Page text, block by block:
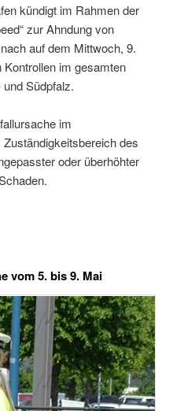
kündigt im Rahmen der
zur Ahndung von
auf dem Mittwoch, 9.
Kontrollen im gesamten
Südpfalz.
im
des
oder überhöhter
vom 5. bis 9. Mai